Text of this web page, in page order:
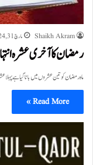
Shaikh Akram مارچ 31, 2024
رمضان کا آخری عشرہ
ماہ رمضان کو تین عشروں میں باٹا گیا ہے
Read More »